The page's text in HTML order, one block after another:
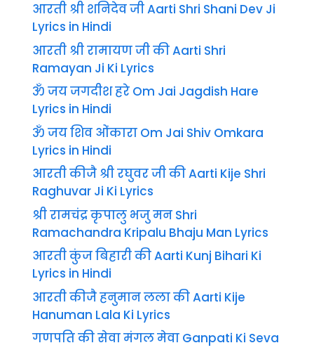
आरती श्री शनिदेव जी Aarti Shri Shani Dev Ji
Lyrics in Hindi
आरती श्री रामायण जी की Aarti Shri
Ramayan Ji Ki Lyrics
ॐ जय जगदीश हरे Om Jai Jagdish Hare
Lyrics in Hindi
ॐ जय शिव ओंकारा Om Jai Shiv Omkara
Lyrics in Hindi
आरती कीजै श्री रघुवर जी की Aarti Kije Shri
Raghuvar Ji Ki Lyrics
श्री रामचंद्र कृपालु भजु मन Shri
Ramachandra Kripalu Bhaju Man Lyrics
आरती कुंज बिहारी की Aarti Kunj Bihari Ki
Lyrics in Hindi
आरती कीजै हनुमान लला की Aarti Kije
Hanuman Lala Ki Lyrics
गणपति की सेवा मंगल मेवा Ganpati Ki Seva